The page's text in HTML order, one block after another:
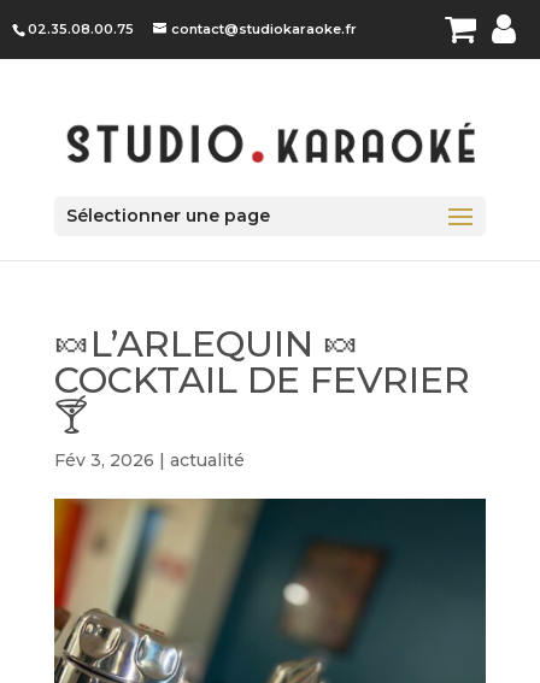
02.35.08.00.75 contact@studiokaraoke.fr
Sélectionner une page
🍬L’ARLEQUIN 🍬
COCKTAIL DE FEVRIER
🍸
Fév 3, 2026 | actualité